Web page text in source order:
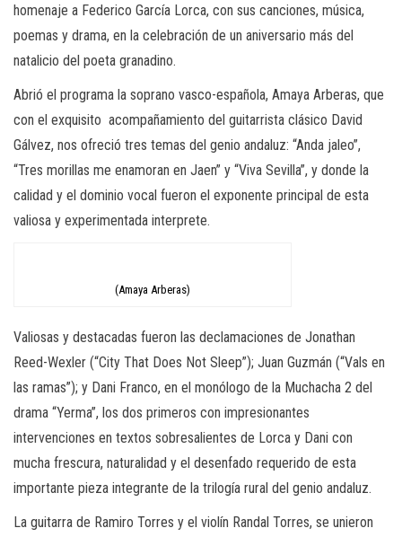
homenaje a Federico García Lorca, con sus canciones, música,
poemas y drama, en la celebración de un aniversario más del
natalicio del poeta granadino.
Abrió el programa la soprano vasco-española, Amaya Arberas, que
con el exquisito acompañamiento del guitarrista clásico David
Gálvez, nos ofreció tres temas del genio andaluz: “Anda jaleo”,
“Tres morillas me enamoran en Jaen” y “Viva Sevilla”, y donde la
calidad y el dominio vocal fueron el exponente principal de esta
valiosa y experimentada interprete.
(Amaya Arberas)
Valiosas y destacadas fueron las declamaciones de Jonathan
Reed-Wexler (“City That Does Not Sleep”); Juan Guzmán (“Vals en
las ramas”); y Dani Franco, en el monólogo de la Muchacha 2 del
drama “Yerma”, los dos primeros con impresionantes
intervenciones en textos sobresalientes de Lorca y Dani con
mucha frescura, naturalidad y el desenfado requerido de esta
importante pieza integrante de la trilogía rural del genio andaluz.
La guitarra de Ramiro Torres y el violín Randal Torres, se unieron